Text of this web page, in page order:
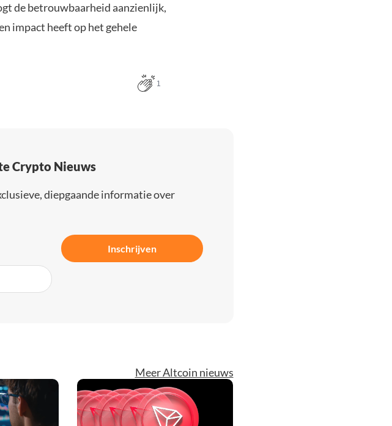
de betrouwbaarheid aanzienlijk,
impact heeft op het gehele
1
Crypto Nieuws
diepgaande informatie over
Inschrijven
Meer Altcoin nieuws